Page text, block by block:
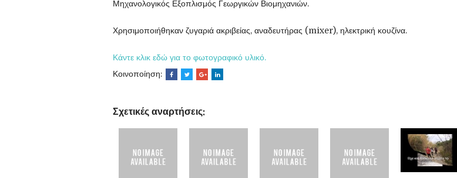
Μηχανολογικός Εξοπλισμός Γεωργικών Βιομηχανιών.
Χρησιμοποιήθηκαν ζυγαριά ακριβείας, αναδευτήρας (mixer), ηλεκτρική κουζίνα.
Κάντε κλικ εδώ για το φωτογραφικό υλικό.
Κοινοποίηση:
Σχετικές αναρτήσεις: